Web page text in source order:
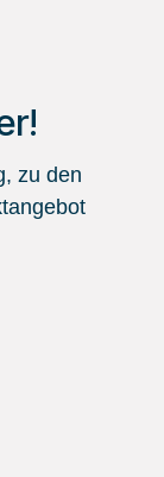
zu den